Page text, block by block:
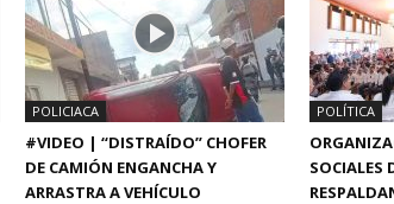
POLICIACA
#VIDEO | “DISTRAÍDO” CHOFER
DE CAMIÓN ENGANCHA Y
ARRASTRA A VEHÍCULO
POLÍTICA
SOCIALES